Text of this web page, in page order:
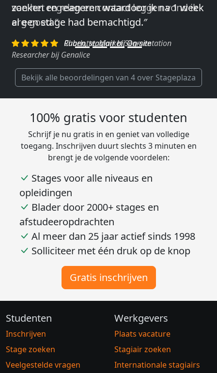
van het regelen en contact leggen vond ik
erg goed.″
Charlotte, Market Segmentation
Researcher bij Genalice
Bekijk alle beoordelingen van 4 over Stageplaza
100% gratis voor studenten
Schrijf je nu gratis in en geniet van volledige
toegang. Inschrijven duurt slechts 3 minuten en
brengt je de volgende voordelen:
Stages voor alle niveaus en
opleidingen
Blader door 2000+ stages en
afstudeeropdrachten
Al meer dan 25 jaar actief sinds 1998
Solliciteer met één druk op de knop
Gratis inschrijven
Studenten
Inschrijven
Stage zoeken
Veelgestelde vragen
Werkgevers
Plaats vacature
Stagiair zoeken
Internationale stagiairs